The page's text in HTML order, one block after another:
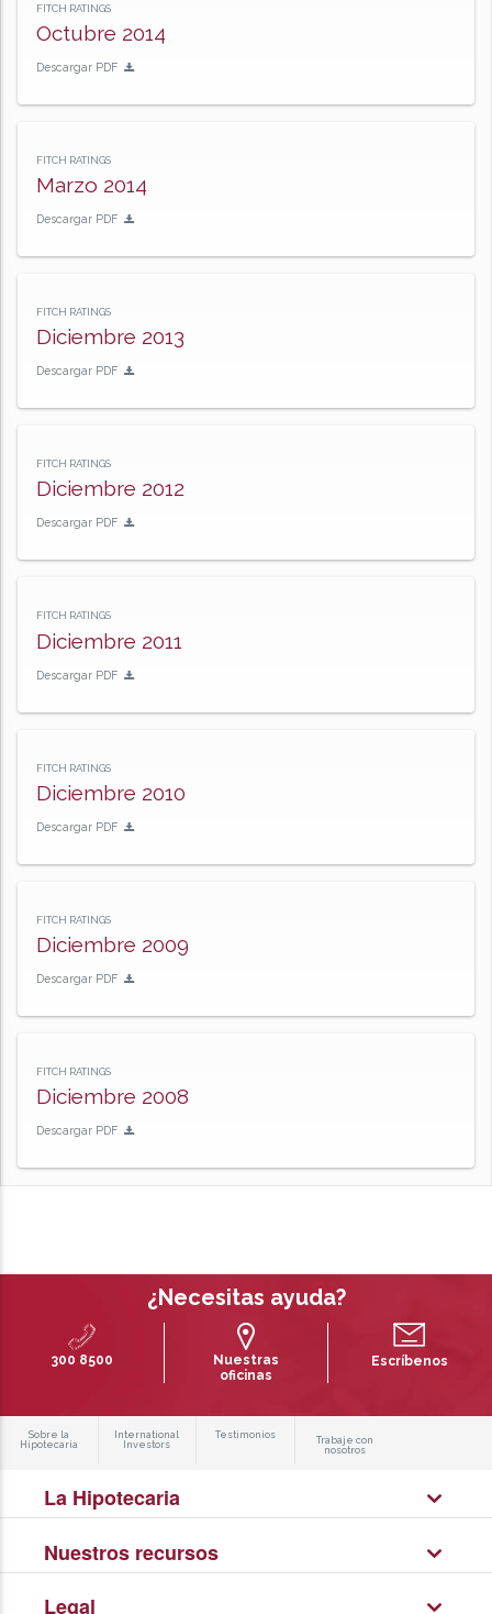
FITCH RATINGS
Octubre 2014
Descargar PDF
FITCH RATINGS
Marzo 2014
Descargar PDF
FITCH RATINGS
Diciembre 2013
Descargar PDF
FITCH RATINGS
Diciembre 2012
Descargar PDF
FITCH RATINGS
Diciembre 2011
Descargar PDF
FITCH RATINGS
Diciembre 2010
Descargar PDF
FITCH RATINGS
Diciembre 2009
Descargar PDF
FITCH RATINGS
Diciembre 2008
Descargar PDF
¿Necesitas ayuda?
300 8500
Nuestras
oficinas
Escríbenos
Sobre la
Hipotecaria
International
Investors
Testimonios
Trabaje con
nosotros
La Hipotecaria
Nuestros recursos
Legal